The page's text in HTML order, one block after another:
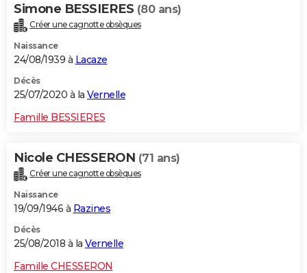
Simone BESSIERES (80 ans)
Créer une cagnotte obsèques
Naissance
24/08/1939 à Lacaze
Décès
25/07/2020 à la Vernelle
Famille BESSIERES
Nicole CHESSERON (71 ans)
Créer une cagnotte obsèques
Naissance
19/09/1946 à Razines
Décès
25/08/2018 à la Vernelle
Famille CHESSERON